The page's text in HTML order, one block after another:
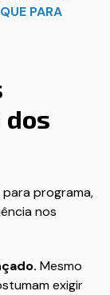
PARA
programa,
nos
Mesmo
exigir